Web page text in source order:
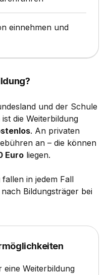
einnehmen und
und der Schule
die Weiterbildung
. An privaten
an – die können
Euro liegen.
fallen in jedem Fall
Bildungsträger bei
eine Weiterbildung